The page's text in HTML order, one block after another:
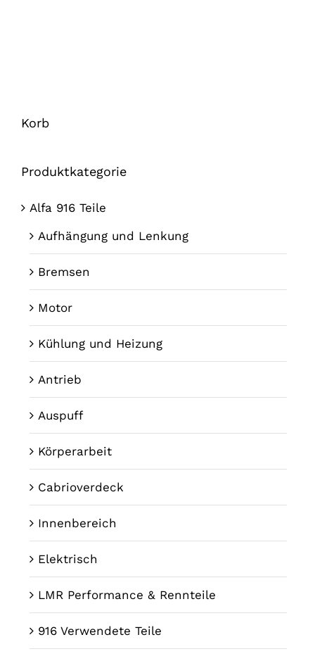
Korb
Produktkategorie
Alfa 916 Teile
Aufhängung und Lenkung
Bremsen
Motor
Kühlung und Heizung
Antrieb
Auspuff
Körperarbeit
Cabrioverdeck
Innenbereich
Elektrisch
LMR Performance & Rennteile
916 Verwendete Teile